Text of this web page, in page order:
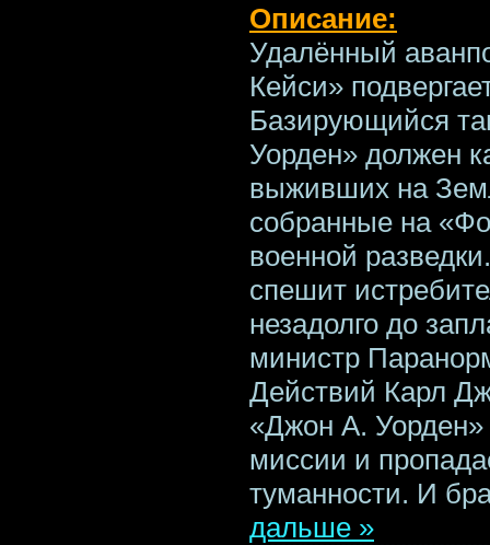
Описание:
Удалённый
Кейси»
Базирующийся
Уорден» должен
выживших на
собранные на
военной
спешит
незадолго до
министр
Действий Карл
«Джон А. Уорден»
миссии и
туманности. И
дальше »